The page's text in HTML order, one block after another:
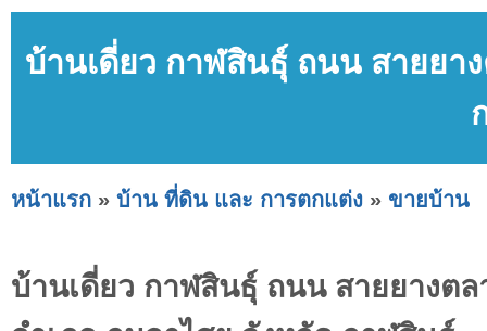
บ้านเดี่ยว กาฬสินธุ์ ถนน สายยา
หน้าแรก » บ้าน ที่ดิน และ การตกแต่ง » ขายบ้าน
บ้านเดี่ยว กาฬสินธุ์ ถนน สายยางต